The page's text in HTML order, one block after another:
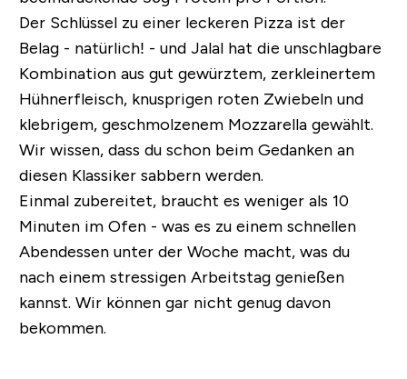
Der Schlüssel zu einer leckeren Pizza ist der
Belag - natürlich! - und Jalal hat die unschlagbare
Kombination aus gut gewürztem, zerkleinertem
Hühnerfleisch, knusprigen roten Zwiebeln und
klebrigem, geschmolzenem Mozzarella gewählt.
Wir wissen, dass du schon beim Gedanken an
diesen Klassiker sabbern werden.
Einmal zubereitet, braucht es weniger als 10
Minuten im Ofen - was es zu einem schnellen
Abendessen unter der Woche macht, was du
nach einem stressigen Arbeitstag genießen
kannst. Wir können gar nicht genug davon
bekommen.